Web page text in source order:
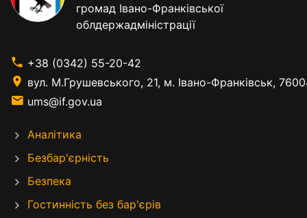
громад Івано-Франківської
облдержадміністрації
+38 (0342) 55-20-42
вул. М.Грушевського, 21, м. Івано-Франківськ,
ums@if.gov.ua
Аналітика
Безбар'єрність
Безпека
Гостинність без бар'єрів